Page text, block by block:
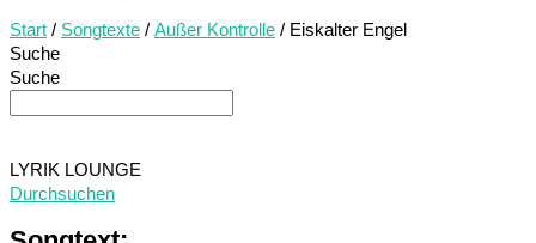
Start / Songtexte / Außer Kontrolle / Eiskalter Engel
Suche
Suche
LYRIK LOUNGE
Durchsuchen